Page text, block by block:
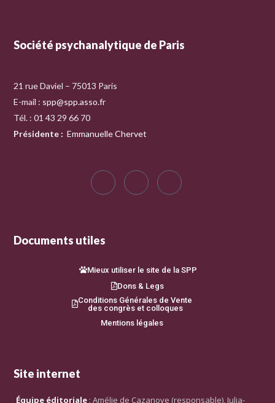
Société psychanalytique de Paris
21 rue Daviel – 75013 Paris
E-mail : spp@spp.asso.fr
Tél. : 01 43 29 66 70
Présidente : Emmanuelle Chervet
Documents utiles
Mieux utiliser le site de la SPP
Dons & Legs
Conditions Générales de Vente
des congrès et colloques
Mentions légales
Site internet
Équipe éditoriale : Amélie de Cazanove (responsable), Julia-